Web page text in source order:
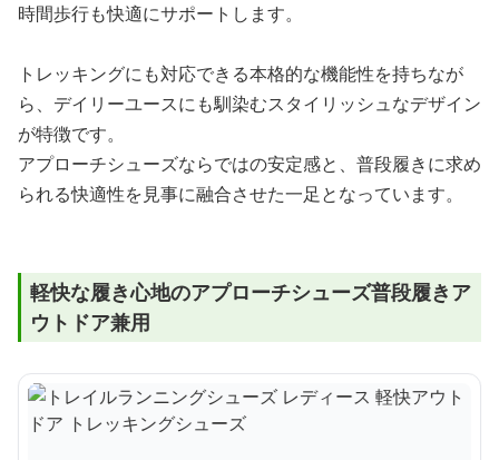
時間歩行も快適にサポートします。
トレッキングにも対応できる本格的な機能性を持ちなが
ら、デイリーユースにも馴染むスタイリッシュなデザイン
が特徴です。
アプローチシューズならではの安定感と、普段履きに求め
られる快適性を見事に融合させた一足となっています。
軽快な履き心地のアプローチシューズ普段履きア
ウトドア兼用